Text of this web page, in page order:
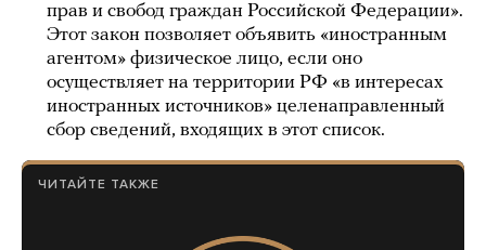
прав и свобод граждан Российской Федерации».
Этот закон позволяет объявить «иностранным
агентом» физическое лицо, если оно
осуществляет на территории РФ «в интересах
иностранных источников» целенаправленный
сбор сведений, входящих в этот список.
ЧИТАЙТЕ ТАКЖЕ